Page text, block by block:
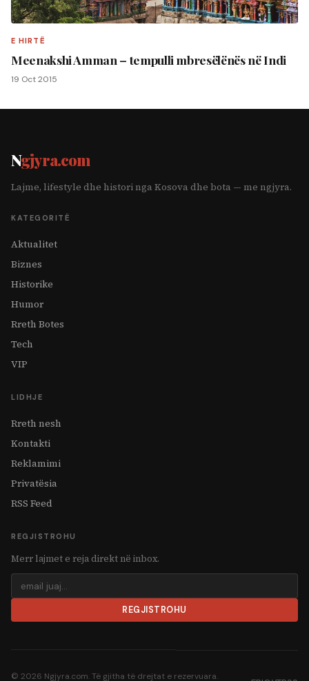
E HIRTË
Meenakshi Amman – tempulli mbresëlënës në Indi
19 Oct 2015
Ngjyra.com
Lajme, lifestyle dhe histori nga Kosova dhe bota — me ngjyra.
KATEGORITË
Aktualitet
Biznes
Historike
Humor
Rreth Botes
Tech
VIP
LIDHJE
Rreth nesh
Kontakti
Reklamimi
Privatësia
RSS Feed
REGJISTROHU
Merr lajmet e reja direkt në inbox.
REGJISTROHU
© 2026 Ngjyra.com. Të gjitha të drejtat e rezervuara.